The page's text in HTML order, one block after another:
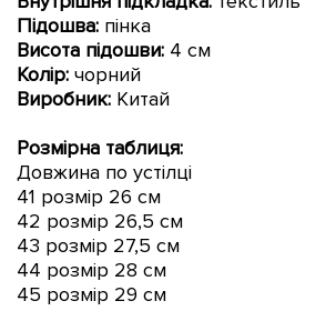
Підошва: пінка
Висота підошви: 4 см
Колір: чорний
Виробник: Китай
Розмірна таблиця:
Довжина по устілці
41 розмір 26 см
42 розмір 26,5 см
43 розмір 27,5 см
44 розмір 28 см
45 розмір 29 см